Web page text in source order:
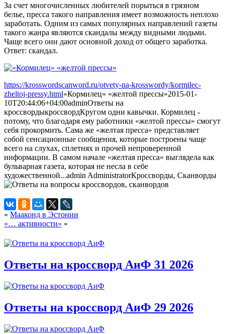
За счет многочисленных любителей порыться в грязном
белье, пресса такого направления имеет возможность неплохо
заработать. Одним из самых популярных направлений газеты
такого жанра являются скандалы между видными людьми.
Чаще всего они дают основной доход от общего заработка.
Ответ: скандал.
https://krosswordscanword.ru/otvety-na-krosswordy/kormilec-
zheltoj-pressy.html«Кормилец» «желтой прессы»2015-01-
10T20:44:06+04:00adminОтветы на
кроссвордыкроссвордКругом одни кавычки. Кормилец -
потому, что благодаря ему работники «желтой прессы» смогут
себя прокормить. Сама же «желтая пресса» представляет
собой сенсационные сообщения, которые построены чаще
всего на слухах, сплетнях и прочей непроверенной
информации. В самом начале «желтая пресса» выглядела как
бульварная газета, которая не несла в себе
художественной...admin AdministratorКроссворды, Сканворды
« Мааконд в Эстонии
«… активности» »
Ответы на кроссворд АиФ 31 2026
Ответы на кроссворд АиФ 29 2026